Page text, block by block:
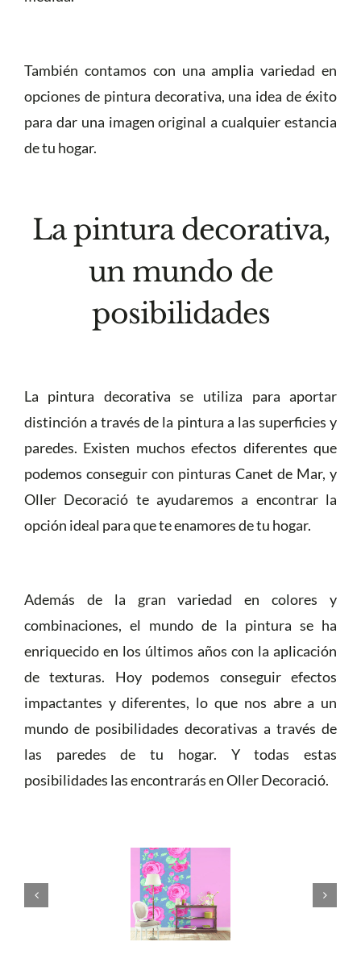
También contamos con una amplia variedad en
opciones de pintura decorativa, una idea de éxito
para dar una imagen original a cualquier estancia
de tu hogar.
La pintura decorativa,
un mundo de
posibilidades
La pintura decorativa se utiliza para aportar
distinción a través de la pintura a las superficies y
paredes. Existen muchos efectos diferentes que
podemos conseguir con pinturas Canet de Mar, y
Oller Decoració te ayudaremos a encontrar la
opción ideal para que te enamores de tu hogar.
Además de la gran variedad en colores y
combinaciones, el mundo de la pintura se ha
enriquecido en los últimos años con la aplicación
de texturas. Hoy podemos conseguir efectos
impactantes y diferentes, lo que nos abre a un
mundo de posibilidades decorativas a través de
las paredes de tu hogar. Y todas estas
posibilidades las encontrarás en Oller Decoració.